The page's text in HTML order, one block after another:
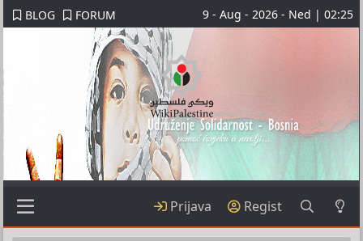
BLOG FORUM 9 - Aug - 2026 - Ned | 02:25
Prijava Regist